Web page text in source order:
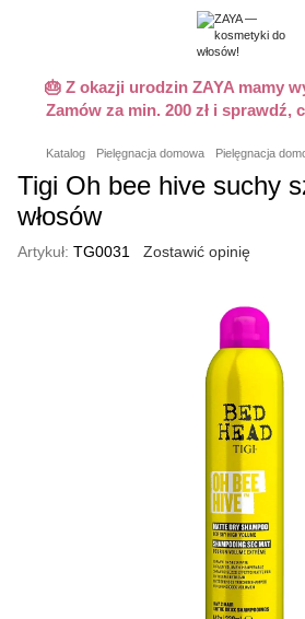
🎂 Z okazji urodzin ZAYA mamy
Zamów za min. 200 zł i sprawdź,
Katalog Pielęgnacja domowa Pielęgnacja
Tigi Oh bee hive suchy
włosów
Artykuł: TG0031 Zostawić opinię